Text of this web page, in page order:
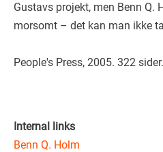
Gustavs projekt, men Benn Q.
morsomt – det kan man ikke
People's Press, 2005. 322
Internal links
Benn Q. Holm